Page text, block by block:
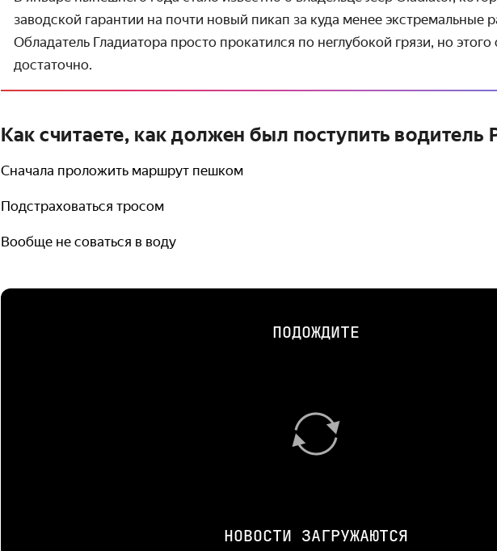
заводской гарантии на почти новый пикап за куда менее экстремальные
Обладатель Гладиатора просто прокатился по неглубокой грязи, но этого
достаточно.
Как считаете, как должен был поступить водитель
Сначала проложить маршрут пешком
Подстраховаться тросом
Вообще не соваться в воду
ПОДОЖДИТЕ
НОВОСТИ ЗАГРУЖАЮТСЯ